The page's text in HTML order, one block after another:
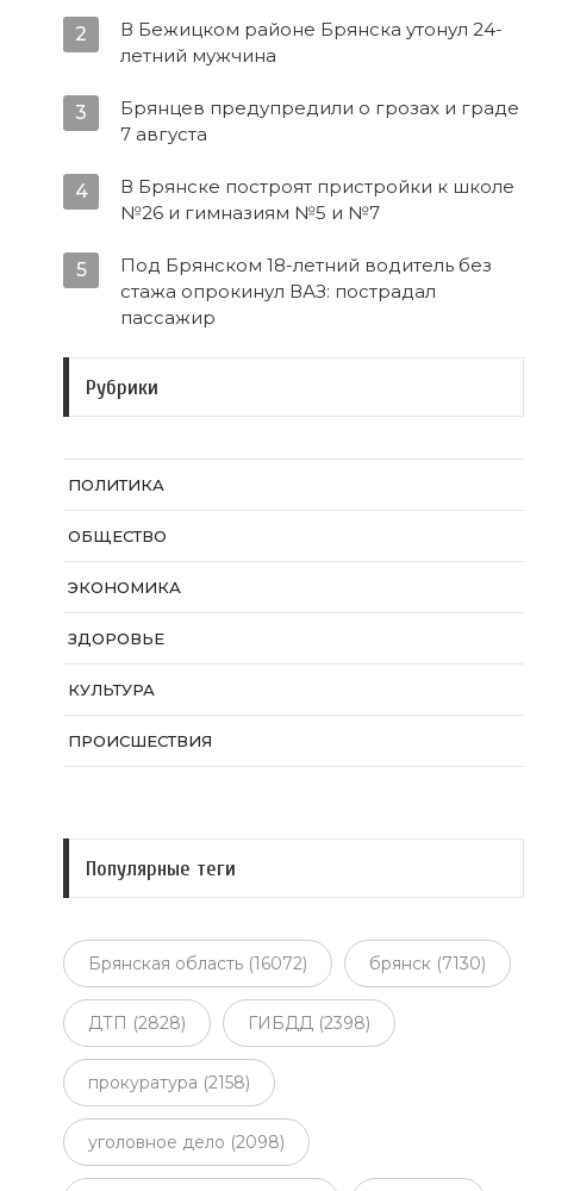
2
В Бежицком районе Брянска утонул 24-
летний мужчина
3
Брянцев предупредили о грозах и граде
7 августа
4
В Брянске построят пристройки к школе
№26 и гимназиям №5 и №7
5
Под Брянском 18-летний водитель без
стажа опрокинул ВАЗ: пострадал
пассажир
Рубрики
ПОЛИТИКА
ОБЩЕСТВО
ЭКОНОМИКА
ЗДОРОВЬЕ
КУЛЬТУРА
ПРОИСШЕСТВИЯ
Популярные теги
Брянская область (16072) брянск (7130)
ДТП (2828) ГИБДД (2398)
прокуратура (2158)
уголовное дело (2098)